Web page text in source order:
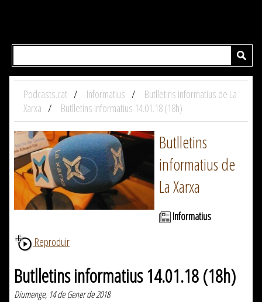
Podcasts.cat Informatius
Butlletins informatius de La
Xarxa
Butlletins informatius 14.01.18 (18h)
Butlletins
informatius de
La Xarxa
Informatius
Reproduir
Butlletins informatius 14.01.18 (18h)
Diumenge, 14 de Gener de 2018